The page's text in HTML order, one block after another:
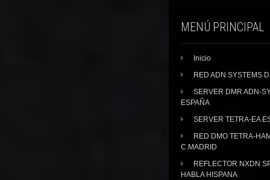
MENÚ PRINCIPAL
Inicio
RED ADN SYSTEMS
SERVER DMR ADN-
ESPAÑA
SERVER TETRA-EA
RED DMO TETRA-
C.MADRID
REFLECTOR NXDN
HABLA HISPANA